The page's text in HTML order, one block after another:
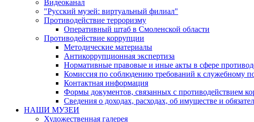
Видеоканал
"Русский музей: виртуальный филиал"
Противодействие терроризму
Оперативный штаб в Смоленской области
Противодействие коррупции
Методические материалы
Антикоррупционная экспертиза
Нормативные правовые и иные акты в сфере
Комиссия по соблюдению требований к служебному
Контактная информация
Формы документов, связанных с противодействием
Сведения о доходах, расходах, об имуществе и
НАШИ МУЗЕИ
Художественная галерея